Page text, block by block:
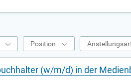
Position
(w/m/d) in der